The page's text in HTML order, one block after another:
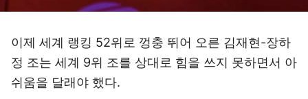
이제 세계 랭킹 52위로 껑충 뛰어 오른 김재현-장하
정 조는 세계 9위 조를 상대로 힘을 쓰지 못하면서 아
쉬움을 달래야 했다.